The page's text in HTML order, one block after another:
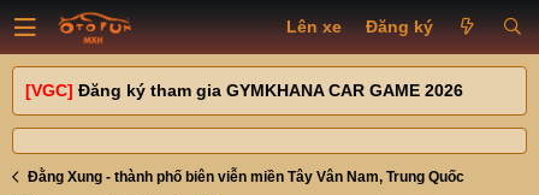
Lên xe Đăng ký
[VGC] Đăng ký tham gia GYMKHANA CAR GAME 2026
Đằng Xung - thành phố biên viễn miền Tây Vân Nam, Trung Quốc